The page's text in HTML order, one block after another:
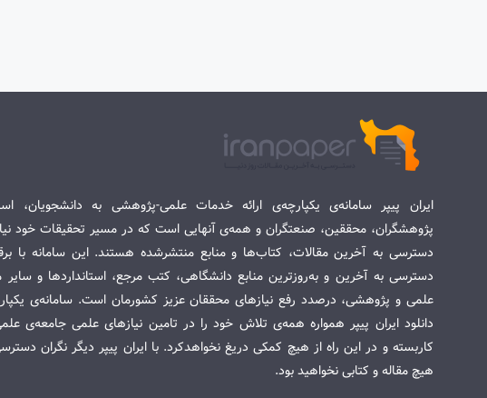
ایران پیپر سامانه‌ی یکپارچه‌ی ارائه خدمات علمی-پژوهشی به دانشجویان،
پژوهشگران، محققین، صنعتگران و همه‌ی آنهایی است که در مسیر تحقیقات خود
دسترسی به آخرین مقالات، کتاب‌ها و منابع منتشرشده هستند. این سامانه با
دسترسی به آخرین و به‌روزترین منابع دانشگاهی، کتب مرجع، استانداردها و سایر
علمی و پژوهشی، درصدد رفع نیازهای محققان عزیز کشورمان است. سامانه‌ی
دانلود ایران پیپر همواره همه‌ی تلاش خود را در تامین نیازهای علمی جامعه‌ی
کاربسته و در این راه از هیچ کمکی دریغ نخواهدکرد. با ایران پیپر دیگر نگران
هیچ مقاله و کتابی نخواهید بود.